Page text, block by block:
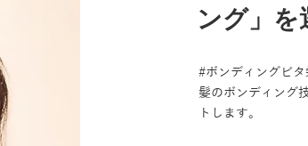
ング」を
#ボンディングビタ
髪のボンディング
トします。